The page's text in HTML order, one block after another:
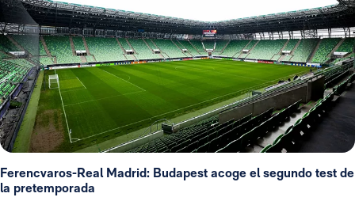
Ferencvaros-Real Madrid: Budapest acoge el segundo test de
la pretemporada